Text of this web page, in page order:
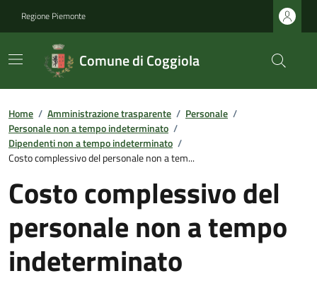
Regione Piemonte
Comune di Coggiola
Home / Amministrazione trasparente / Personale /
Personale non a tempo indeterminato /
Dipendenti non a tempo indeterminato /
Costo complessivo del personale non a tem...
Costo complessivo del
personale non a tempo
indeterminato